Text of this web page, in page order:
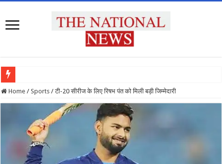
Home / Sports / टी-20 सीरीज के लिए रिषभ पंत को मिली बड़ी जिम्मेदारी